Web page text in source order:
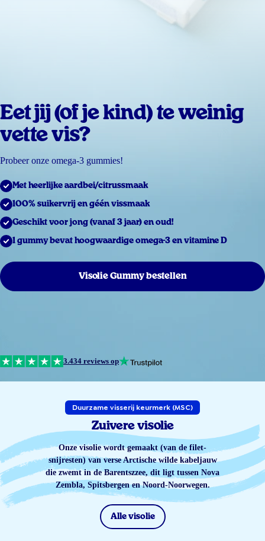
Eet jij (of je kind) te weinig
vette vis?
Probeer onze omega-3 gummies!
Met heerlijke aardbei/citrussmaak
100% suikervrij en géén vissmaak
Geschikt voor jong (vanaf 3 jaar) en oud!
1 gummy bevat hoogwaardige omega-3 en vitamine D
Visolie Gummy bestellen
3.434 reviews op
Duurzame visserij keurmerk (MSC)
Zuivere visolie
Onze visolie wordt gemaakt (van de filet-
snijresten) van verse Arctische wilde kabeljauw
die zwemt in de Barentszzee, dit ligt tussen Nova
Zembla, Spitsbergen en Noord-Noorwegen.
Alle visolie